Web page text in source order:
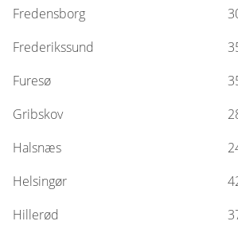
Fredensborg
Frederikssund
Furesø
Gribskov
Halsnæs
Helsingør
Hillerød